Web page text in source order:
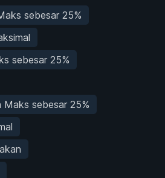
sebesar 25%
sebesar 25%
Maks sebesar 25%